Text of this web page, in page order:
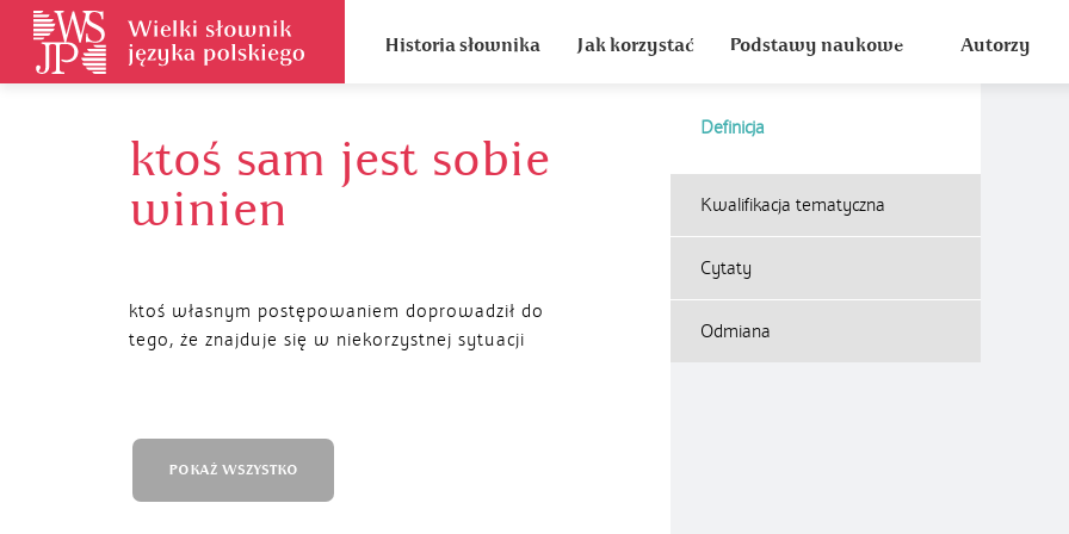
Historia słownika Jak korzystać Podstawy naukowe Autorzy
ktoś sam jest sobie
winien
Definicja
ktoś własnym postępowaniem doprowadził do
tego, że znajduje się w niekorzystnej sytuacji
Kwalifikacja tematyczna
Cytaty
Odmiana
POKAŻ WSZYSTKO